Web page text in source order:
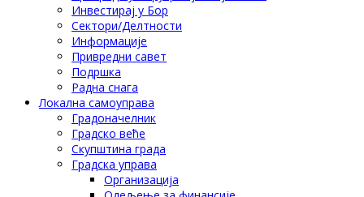
Инвестирај у Бор
Сектори/Делтности
Информације
Привредни савет
Подршка
Радна снага
Локална самоуправа
Градоначелник
Градско веће
Скупштина града
Градска управа
Организација